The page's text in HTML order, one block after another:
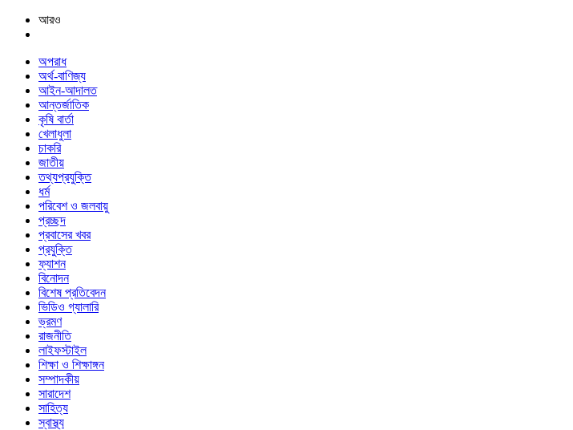
আরও
অপরাধ
অর্থ-বাণিজ্য
আইন-আদালত
আন্তর্জাতিক
কৃষি বার্তা
খেলাধুলা
চাকরি
জাতীয়
তথ্যপ্রযুক্তি
ধর্ম
পরিবেশ ও জলবায়ু
প্রচ্ছদ
প্রবাসের খবর
প্রযুক্তি
ফ্যাশন
বিনোদন
বিশেষ প্রতিবেদন
ভিডিও গ্যালারি
ভ্রমণ
রাজনীতি
লাইফস্টাইল
শিক্ষা ও শিক্ষাঙ্গন
সম্পাদকীয়
সারাদেশ
সাহিত্য
স্বাস্থ্য